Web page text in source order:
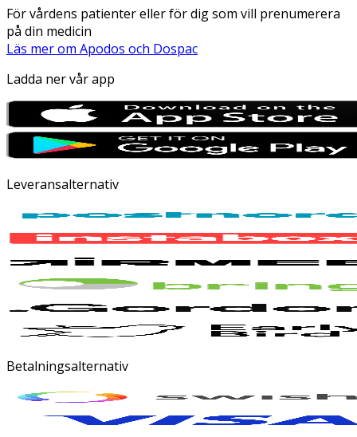
För vårdens patienter eller för dig som vill prenumerera
på din medicin
Läs mer om Apodos och Dospac
Ladda ner vår app
Leveransalternativ
Betalningsalternativ